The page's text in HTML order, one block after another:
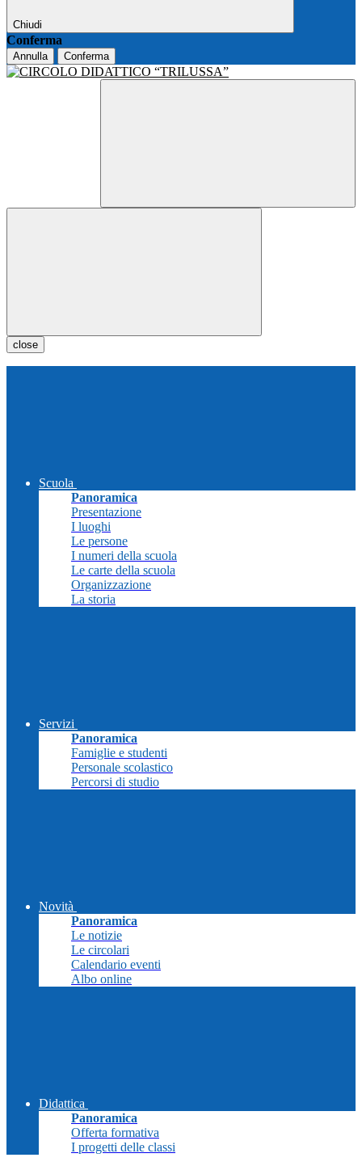
Chiudi
Conferma
Annulla Conferma
close
Scuola
Panoramica
Presentazione
I luoghi
Le persone
I numeri della scuola
Le carte della scuola
Organizzazione
La storia
Servizi
Panoramica
Famiglie e studenti
Personale scolastico
Percorsi di studio
Novità
Panoramica
Le notizie
Le circolari
Calendario eventi
Albo online
Didattica
Panoramica
Offerta formativa
I progetti delle classi